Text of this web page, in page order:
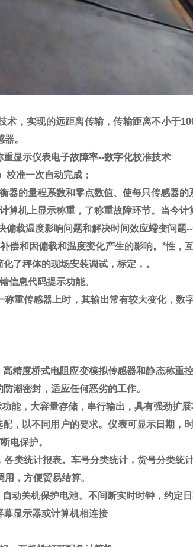
术，实现的远距离传输，传输距离不小于
。
重显示仪表电子故障率--数字化校准技术
校准一次自动完成；
器的量程系数和零点数值、使每只传感器的
算机上显示称重，了称重故障环节。当今
偏载温度影响问题和解决时间效应蠕变问题--
偿和因偏载和温度变化产生的影响。*性
了秤体的现场安装调试，标定，。
信息代码提示功能。
称重传感器上时，其输出常有较大变化，数
精度桥式电阻应变模拟传感器和静态称重
潮密封，适应任何恶劣的工作。
能，大容量存储，串行输出，具有强劲扩展
，以不同用户的要求。仪表可显示日期，
电保护。
各类统计报表。车号分类统计，货号分类统
，方便贸易结算。
动关机保护电池。不间断实时时钟，约定
显示器或计算机相连接